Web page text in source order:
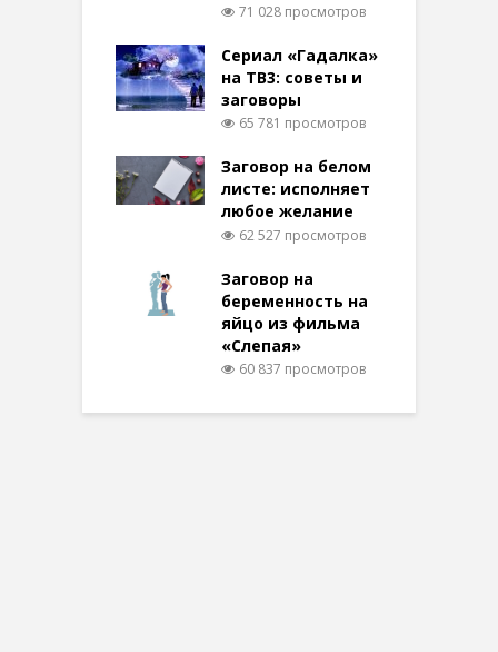
71 028 просмотров
Сериал «Гадалка»
на ТВ3: советы и
заговоры
65 781 просмотров
Заговор на белом
листе: исполняет
любое желание
62 527 просмотров
Заговор на
беременность на
яйцо из фильма
«Слепая»
60 837 просмотров